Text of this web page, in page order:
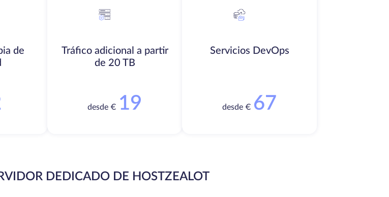
de
Tráfico adicional a partir
de 20 TB
desde € 19
Servicios DevOps
desde € 67
DEDICADO DE HOSTZEALOT